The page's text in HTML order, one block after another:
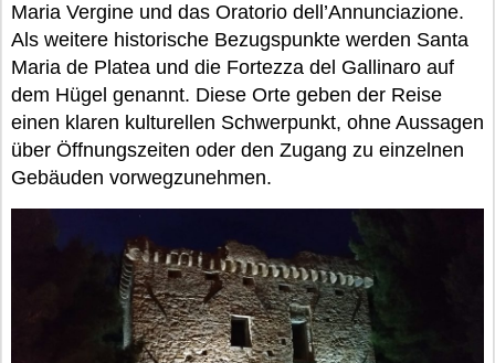
Maria Vergine und das Oratorio dell’Annunciazione.
Als weitere historische Bezugspunkte werden Santa
Maria de Platea und die Fortezza del Gallinaro auf
dem Hügel genannt. Diese Orte geben der Reise
einen klaren kulturellen Schwerpunkt, ohne Aussagen
über Öffnungszeiten oder den Zugang zu einzelnen
Gebäuden vorwegzunehmen.